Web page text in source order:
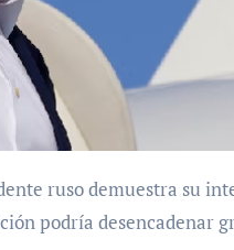
podría desencadenar